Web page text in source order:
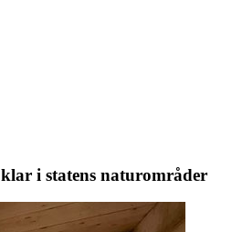
i statens naturområder